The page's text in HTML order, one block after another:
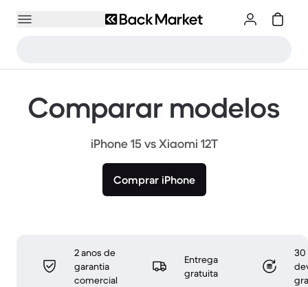
Comparar modelos
iPhone 15 vs Xiaomi 12T
Comprar iPhone
2 anos de
garantia
comercial
Entrega
gratuita
30